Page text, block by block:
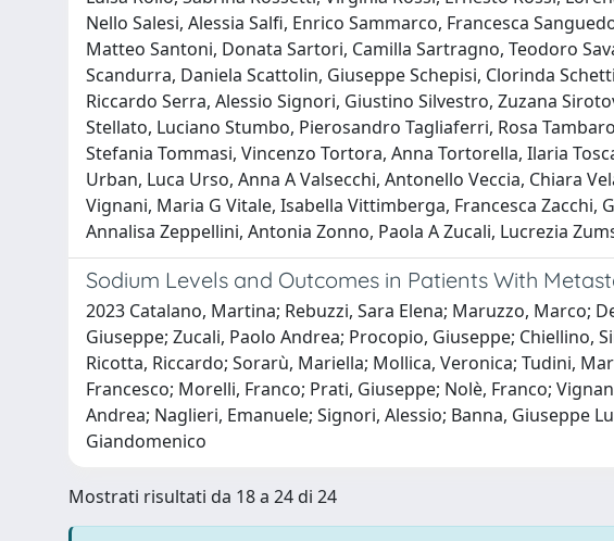
Nello Salesi, Alessia Salfi, Enrico Sammarco, Francesca
Matteo Santoni, Donata Sartori, Camilla Sartragno, Teodoro
Scandurra, Daniela Scattolin, Giuseppe Schepisi, Clorinda
Riccardo Serra, Alessio Signori, Giustino Silvestro, Zuzana
Stellato, Luciano Stumbo, Pierosandro Tagliaferri, Rosa
Stefania Tommasi, Vincenzo Tortora, Anna Tortorella, Ilaria
Urban, Luca Urso, Anna A Valsecchi, Antonello Veccia, Chiara
Vignani, Maria G Vitale, Isabella Vittimberga, Francesca Zacchi,
Annalisa Zeppellini, Antonia Zonno, Paola A Zucali, Lucrezia
Sodium Levels and Outcomes in Patients With
2023 Catalano, Martina; Rebuzzi, Sara Elena; Maruzzo, Marco;
Giuseppe; Zucali, Paolo Andrea; Procopio, Giuseppe; Chiellino,
Ricotta, Riccardo; Sorarù, Mariella; Mollica, Veronica; Tudini,
Francesco; Morelli, Franco; Prati, Giuseppe; Nolè, Franco;
Andrea; Naglieri, Emanuele; Signori, Alessio; Banna, Giuseppe
Giandomenico
Mostrati risultati da 18 a 24 di 24